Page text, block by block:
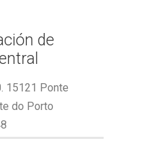
de
15121 Ponte
do Porto